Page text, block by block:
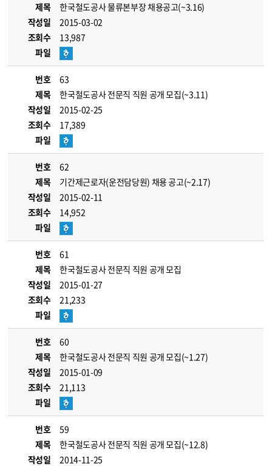
제목
한국철도공사 물류본부장 채용공고(~3.16)
작성일
2015-03-02
조회수
13,987
파일
번호
63
제목
한국철도공사 전문직 직원 공개 모집(~3.11)
작성일
2015-02-25
조회수
17,389
파일
번호
62
제목
기간제근로자(운전담당원) 채용 공고(~2.17)
작성일
2015-02-11
조회수
14,952
파일
번호
61
제목
한국철도공사 전문직 직원 공개 모집
작성일
2015-01-27
조회수
21,233
파일
번호
60
제목
한국철도공사 전문직 직원 공개 모집(~1.27)
작성일
2015-01-09
조회수
21,113
파일
번호
59
제목
한국철도공사 전문직 직원 공개 모집(~12.8)
작성일
2014-11-25